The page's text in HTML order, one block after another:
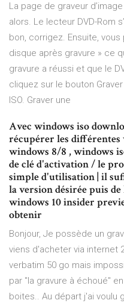
La page de graveur
alors. Le lecteur DVD-Rom
bon, corrigez. Ensuite,
disque après gravure » ce
gravure a réussi et que le
cliquez sur le bouton
ISO. Graver une
Avec windows iso
récupérer les différentes
windows 8/8 , windows
de clé d'activation / le
simple d'utilisation | il
la version désirée puis
windows 10 insider
obtenir
Bonjour, Je possède un
viens d'acheter via internet
verbatim 50 go mais
par "la gravure à échoué"
boites.. Au départ j'ai voulu